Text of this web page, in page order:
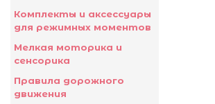
Комплекты и аксессуары
для режимных моментов
Мелкая моторика и
сенсорика
Правила дорожного
движения